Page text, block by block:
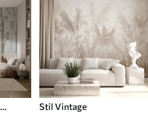
Stil Vintage